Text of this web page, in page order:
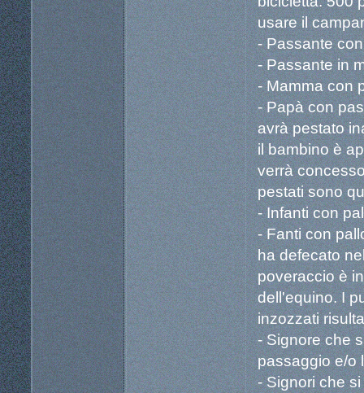
usare il
- Passante
- Passante in
- Mamma con
- Papà con
avrà pestato
il bambino è
verrà
pestati sono
- Infanti con
- Fanti con
ha defecato
poveraccio è
dell'equino. I
inzozzati
- Signore che
passaggio e/o
- Signori che